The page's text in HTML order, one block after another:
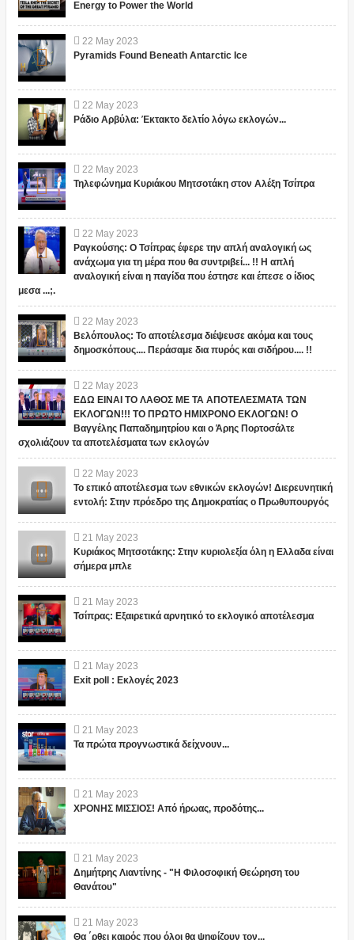
Energy to Power the World
22 May 2023
Pyramids Found Beneath Antarctic Ice
22 May 2023
Ράδιο Αρβύλα: Έκτακτο δελτίο λόγω εκλογών...
22 May 2023
Τηλεφώνημα Κυριάκου Μητσοτάκη στον Αλέξη Τσίπρα
22 May 2023
Ραγκούσης: Ο Τσίπρας έφερε την απλή αναλογική ως
ανάχωμα για τη μέρα που θα συντριβεί... !! Η απλή
αναλογική είναι η παγίδα που έστησε και έπεσε ο ίδιος
μεσα ...;.
22 May 2023
Βελόπουλος: Το αποτέλεσμα διέψευσε ακόμα και τους
δημοσκόπους.... Περάσαμε δια πυρός και σιδήρου.... !!
22 May 2023
ΕΔΩ ΕΙΝΑΙ ΤΟ ΛΑΘΟΣ ΜΕ ΤΑ ΑΠΟΤΕΛΕΣΜΑΤΑ ΤΩΝ
ΕΚΛΟΓΩΝ!!! ΤΟ ΠΡΩΤΟ ΗΜΙΧΡΟΝΟ ΕΚΛΟΓΩΝ! Ο
Βαγγέλης Παπαδημητρίου και ο Άρης Πορτοσάλτε
σχολιάζουν τα αποτελέσματα των εκλογών
22 May 2023
Το επικό αποτέλεσμα των εθνικών εκλογών! Διερευνητική
εντολή: Στην πρόεδρο της Δημοκρατίας ο Πρωθυπουργός
21 May 2023
Κυριάκος Μητσοτάκης: Στην κυριολεξία όλη η Ελλαδα είναι
σήμερα μπλε
21 May 2023
Τσίπρας: Εξαιρετικά αρνητικό το εκλογικό αποτέλεσμα
21 May 2023
Exit poll : Εκλογές 2023
21 May 2023
Τα πρώτα προγνωστικά δείχνουν...
21 May 2023
ΧΡΟΝΗΣ ΜΙΣΣΙΟΣ! Από ήρωας, προδότης...
21 May 2023
Δημήτρης Λιαντίνης - "Η Φιλοσοφική Θεώρηση του
Θανάτου"
21 May 2023
Θα ΄ρθει καιρός που όλοι θα ψηφίζουν τον...